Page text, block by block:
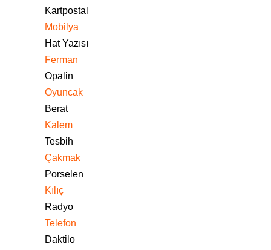
Kartpostal
Mobilya
Hat Yazısı
Ferman
Opalin
Oyuncak
Berat
Kalem
Tesbih
Çakmak
Porselen
Kılıç
Radyo
Telefon
Daktilo